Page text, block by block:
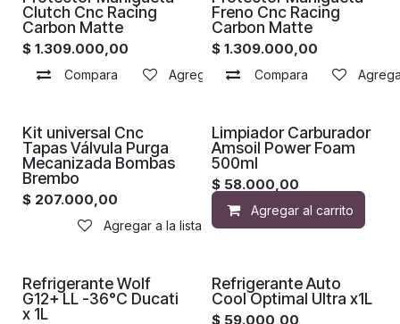
Proximamente
Clutch Cnc Racing
Carbon Matte
$ 1.309.000,00
Compara Agregar a la lista de deseos
Proximamente
Freno Cnc Racing
Carbon Matte
$1.309.000,00
Compara
Proximamente
Kit universal Cnc
Tapas Válvula Purga
Mecanizada Bombas
Brembo
$ 207.000,00
Agregar a la lista de deseos
Limpiador Carburador
Amsoil Power Foam
500ml
$ 58.000,00
Agregar al carrito
Refrigerante Wolf
G12+ LL -36°C Ducati
x 1L
Refrigerante Auto
Cool Optimal Ultra x1L
$ 59.000,00